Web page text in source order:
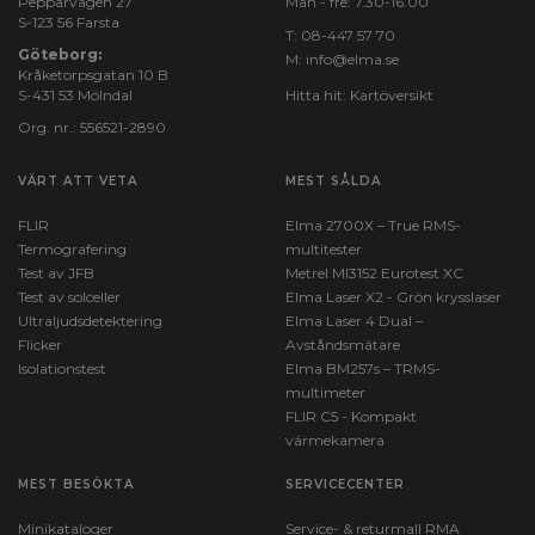
S-123 56 Farsta
Göteborg:
Kråketorpsgatan 10 B
S-431 53 Mölndal
Org. nr.: 556521-2890
T: 08-447 57 70
M: info@elma.se
Hitta hit: Kartöversikt
VÄRT ATT VETA
FLIR
Termografering
Test av JFB
Test av solceller
Ultraljudsdetektering
Flicker
Isolationstest
MEST SÅLDA
Elma 2700X – True RMS-
multitester
Metrel MI3152 Eurotest XC
Elma Laser X2 - Grön krysslaser
Elma Laser 4 Dual –
Avståndsmätare
Elma BM257s – TRMS-
multimeter
FLIR C5 - Kompakt
värmekamera
MEST BESÖKTA
Minikataloger
SERVICECENTER
Service- & returmall RMA